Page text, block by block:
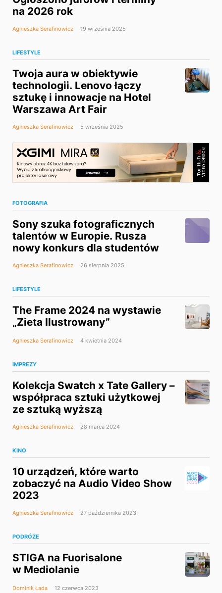
na 2026 rok
Agnieszka Serafinowicz 19 września 2025
LIFESTYLE
Twoja aura w obiektywie
technologii. Lenovo łączy
sztukę i innowacje na Hotel
Warszawa Art Fair
Agnieszka Serafinowicz 5 września 2025
FOTOGRAFIA
Sony szuka fotograficznych
talentów w Europie. Rusza
nowy konkurs dla studentów
Agnieszka Serafinowicz 26 sierpnia 2025
LIFESTYLE
The Frame 2024 na wystawie
„Zieta Ilustrowany”
Agnieszka Serafinowicz 4 kwietnia 2024
IMPREZY
Kolekcja Swatch x Tate Gallery –
współpraca sztuki użytkowej
ze sztuką wyższą
Agnieszka Serafinowicz 28 marca 2024
KINO
10 urządzeń, które warto
zobaczyć na Audio Video Show
2023
Agnieszka Serafinowicz 27 października 2023
PODRÓŻE
STIGA na Fuorisalone
w Mediolanie
Dominik Łada 12 czerwca 2023